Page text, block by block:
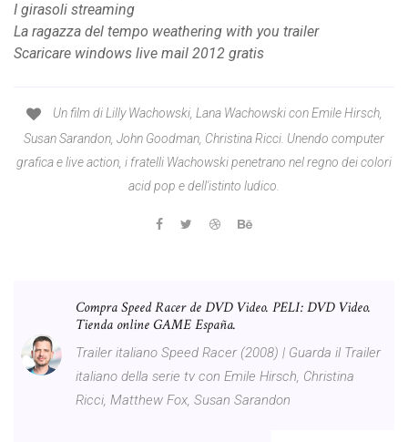
I girasoli streaming
La ragazza del tempo weathering with you trailer
Scaricare windows live mail 2012 gratis
Un film di Lilly Wachowski, Lana Wachowski con Emile Hirsch,
Susan Sarandon, John Goodman, Christina Ricci. Unendo computer
grafica e live action, i fratelli Wachowski penetrano nel regno dei colori
acid pop e dell'istinto ludico.
Compra Speed Racer de DVD Video. PELI: DVD Video.
Tienda online GAME España.
Trailer italiano Speed Racer (2008) | Guarda il Trailer
italiano della serie tv con Emile Hirsch, Christina
Ricci, Matthew Fox, Susan Sarandon